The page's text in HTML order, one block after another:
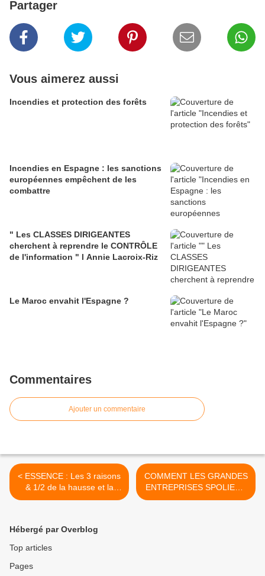
Partager
Vous aimerez aussi
Incendies et protection des forêts
Incendies en Espagne : les sanctions
européennes empêchent de les
combattre
" Les CLASSES DIRIGEANTES
cherchent à reprendre le CONTRÔLE
de l'information " l Annie Lacroix-Riz
Le Maroc envahit l'Espagne ?
Commentaires
Ajouter un commentaire
< ESSENCE : Les 3 raisons
& 1/2 de la hausse et la
bourde révélatrice de Borne
COMMENT LES GRANDES
ENTREPRISES SPOLIENT
LES PETITS
Hébergé par Overblog
Top articles
Pages